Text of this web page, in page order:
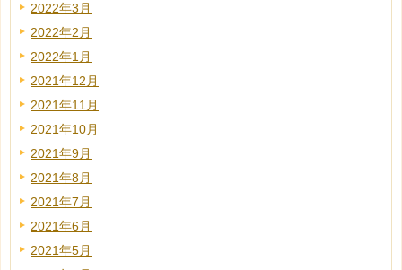
2022年3月
2022年2月
2022年1月
2021年12月
2021年11月
2021年10月
2021年9月
2021年8月
2021年7月
2021年6月
2021年5月